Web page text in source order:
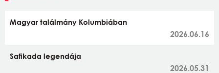
Magyar találmány Kolumbiában
2026.06.16
Safikada legendája
2026.05.31